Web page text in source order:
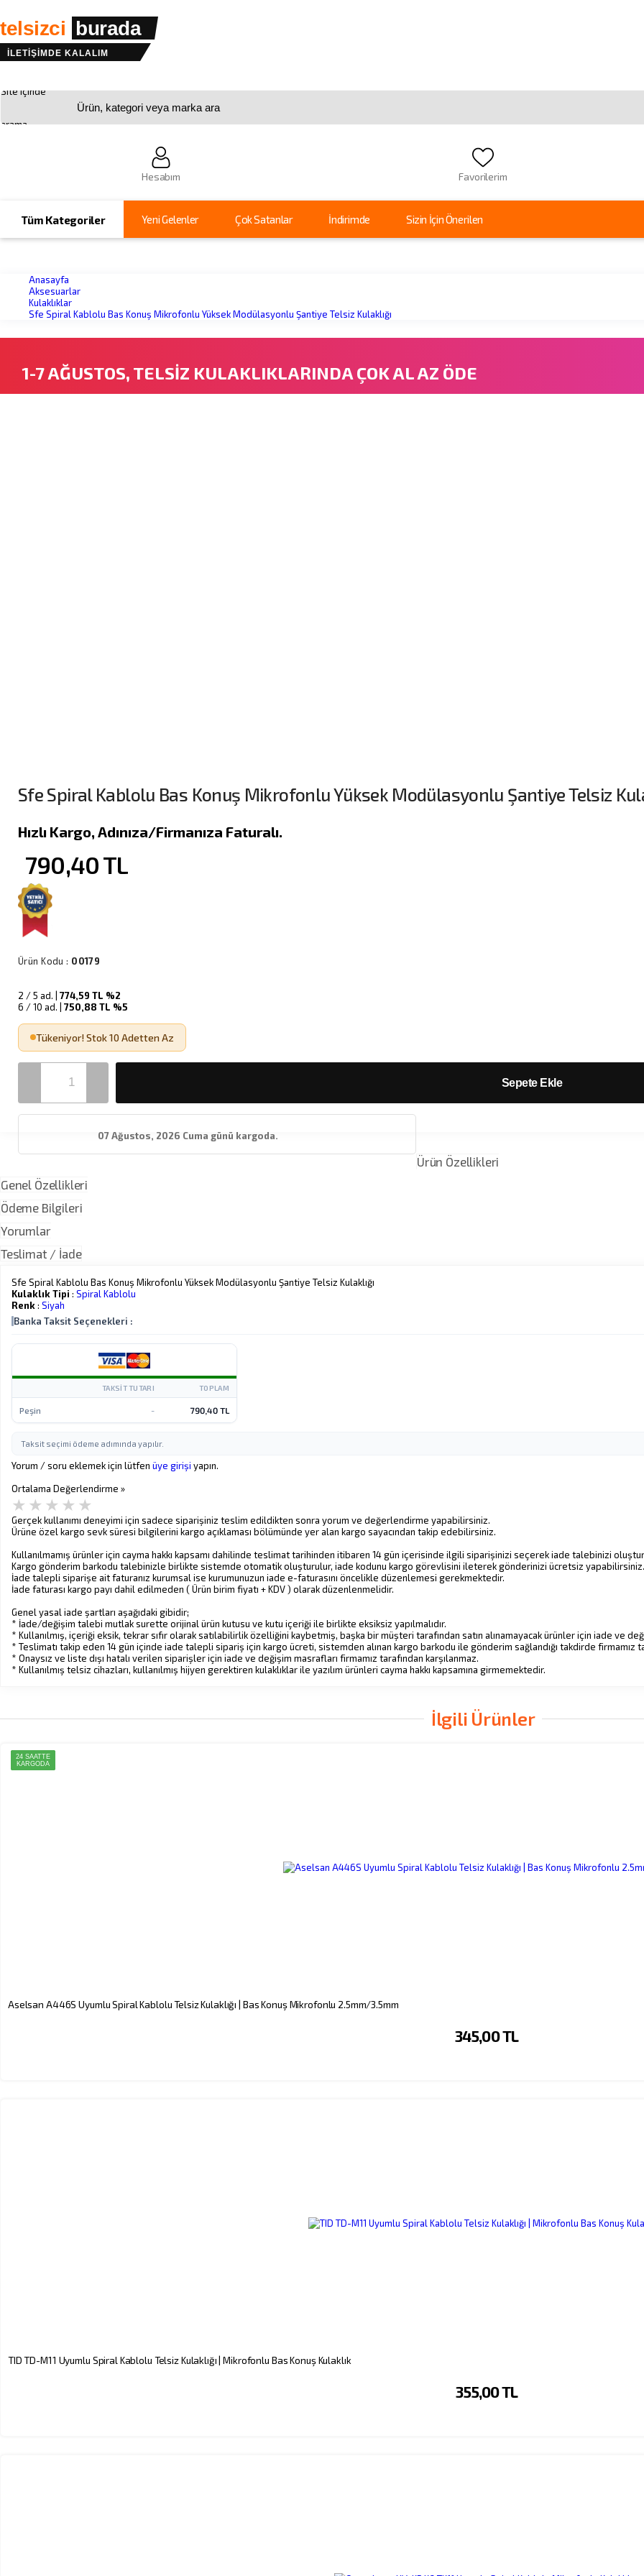
telsizci burada
İLETİŞİMDE KALALIM
Site içinde
arama
Hesabım Favorilerim
Tüm Kategoriler Yeni Gelenler Çok Satanlar İndirimde Sizin İçin Önerilen
Anasayfa
Aksesuarlar
Kulaklıklar
Sfe Spiral Kablolu Bas Konuş Mikrofonlu Yüksek Modülasyonlu Şantiye Telsiz Kulaklığı
1-7 AĞUSTOS, TELSİZ KULAKLIKLARINDA ÇOK AL AZ ÖDE
Sfe Spiral Kablolu Bas Konuş Mikrofonlu Yüksek Modülasyonlu Şantiye Telsiz
Hızlı Kargo, Adınıza/Firmanıza Faturalı.
790,40TL
Ürün Kodu : 00179
2 / 5 ad. | 774,59 TL %2
6 / 10 ad. | 750,88 TL %5
Tükeniyor! Stok 10 Adetten Az
Sepete Ekle
07 Ağustos, 2026 Cuma günü kargoda.
Ürün Özellikleri
Genel Özellikleri
Ödeme Bilgileri
Yorumlar
Teslimat / İade
Sfe Spiral Kablolu Bas Konuş Mikrofonlu Yüksek Modülasyonlu Şantiye Telsiz Kulaklığı
Kulaklık Tipi : Spiral Kablolu
Renk: Siyah
Banka Taksit Seçenekleri :
TAKSIT TUTARI TOPLAM
Peşin - 790,40 TL
Taksit seçimi ödeme adımında yapılır.
Yorum / soru eklemek için lütfen üye girişi yapın.
Ortalama Değerlendirme »
Gerçek kullanımı deneyimi için sadece siparişiniz teslim edildikten sonra yorum ve değerlendirme yapabilirsiniz.
Ürüne özel kargo sevk süresi bilgilerini kargo açıklaması bölümünde yer alan kargo sayacından takip edebilirsiniz.
Kullanılmamış ürünler için cayma hakkı kapsamı dahilinde teslimat tarihinden itibaren 14 gün içerisinde ilgili siparişinizi seçerek iade talebinizi
Kargo gönderim barkodu talebinizle birlikte sistemde otomatik oluşturulur, iade kodunu kargo görevlisini ileterek gönderinizi ücretsiz yapabilirsiniz.
İade talepli siparişe ait faturanız kurumsal ise kurumunuzun iade e-faturasını öncelikle düzenlemesi gerekmektedir.
İade faturası kargo payı dahil edilmeden ( Ürün birim fiyatı + KDV ) olarak düzenlenmelidir.
Genel yasal iade şartları aşağıdaki gibidir;
* İade/değişim talebi mutlak surette orijinal ürün kutusu ve kutu içeriği ile birlikte eksiksiz yapılmalıdır.
* Kullanılmış, içeriği eksik, tekrar sıfır olarak satılabilirlik özelliğini kaybetmiş, başka bir müşteri tarafından satın alınamayacak ürünler için iade ve
* Teslimatı takip eden 14 gün içinde iade talepli sipariş için kargo ücreti, sistemden alınan kargo barkodu ile gönderim sağlandığı takdirde firmamız
* Onaysız ve liste dışı hatalı verilen siparişler için iade ve değişim masrafları firmamız tarafından karşılanmaz.
* Kullanılmış telsiz cihazları, kullanılmış hijyen gerektiren kulaklıklar ile yazılım ürünleri cayma hakkı kapsamına girmemektedir.
İlgili Ürünler
24 SAATTE
KARGODA
Aselsan A446S Uyumlu Spiral Kablolu Telsiz Kulaklığı | Bas Konuş Mikrofonlu 2.5mm/3.5mm
345,00 TL
24 SAATTE
KARGODA
TID TD-M11 Uyumlu Spiral Kablolu Telsiz Kulaklığı | Mikrofonlu Bas Konuş Kulaklık
355,00 TL
24 SAATTE
KARGODA
24 SAATTE
KARGODA